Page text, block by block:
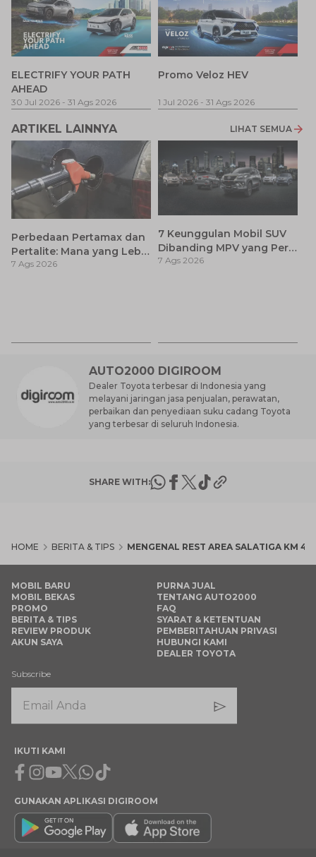
ELECTRIFY YOUR PATH
AHEAD
30 Jul 2026 - 31 Ags 2026
Promo Veloz HEV
1 Jul 2026 - 31 Ags 2026
ARTIKEL LAINNYA LIHAT SEMUA
Perbedaan Pertamax dan
Pertalite: Mana yang Lebih
Baik untuk Mobil Toyota
7 Ags 2026
7 Keunggulan Mobil SUV
Dibanding MPV yang Perlu
Anda Ketahui
7 Ags 2026
AUTO2000 DIGIROOM
Dealer Toyota terbesar di Indonesia yang
melayani jaringan jasa penjualan, perawatan,
perbaikan dan penyediaan suku cadang Toyota
yang terbesar di seluruh Indonesia.
SHARE WITH:
HOME BERITA & TIPS MENGENAL REST AREA SALATIGA KM
MOBIL BARU
MOBIL BEKAS
PROMO
BERITA & TIPS
REVIEW PRODUK
AKUN SAYA
PURNA JUAL
TENTANG AUTO2000
FAQ
SYARAT & KETENTUAN
PEMBERITAHUAN PRIVASI
HUBUNGI KAMI
DEALER TOYOTA
Subscribe
IKUTI KAMI
Facebook
Instagram
Youtube
X Whatsapp
Tiktok
GUNAKAN APLIKASI DIGIROOM